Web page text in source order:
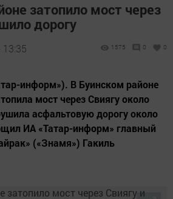
затопило мост через
дорогу
1575 0 0
информ»). В Буинском районе
мост через Свиягу около
асфальтовую дорогу около
ИА «Татар-информ» главный
(«Знамя») Гакиль